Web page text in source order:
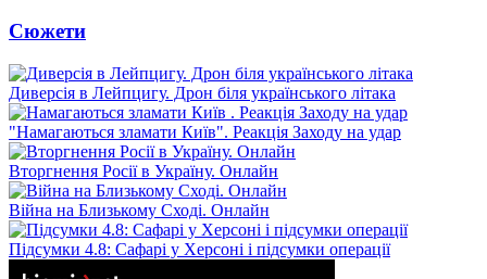
Сюжети
Диверсія в Лейпцигу. Дрон біля українського літака
"Намагаються зламати Київ". Реакція Заходу на удар
Вторгнення Росії в Україну. Онлайн
Війна на Близькому Сході. Онлайн
Підсумки 4.8: Сафарі у Херсоні і підсумки операції